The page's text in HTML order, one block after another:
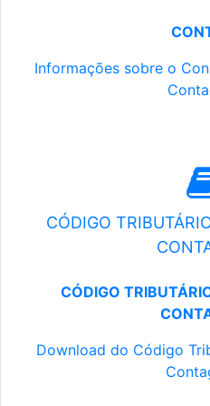
Informações sobre o
CÓDIGO
CÓDIGO
Download do Código